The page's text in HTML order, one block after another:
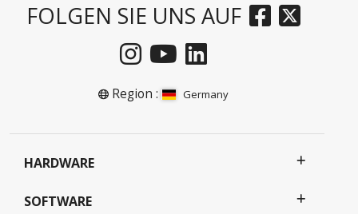
FOLGEN SIE UNS AUF
Region : Germany
HARDWARE
SOFTWARE